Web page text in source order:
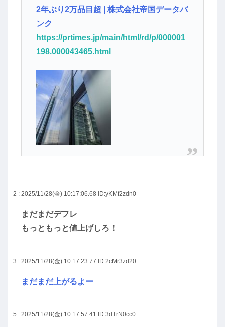
2年ぶり2万品目超 | 株式会社帝国データバ
ンク
https://prtimes.jp/main/html/rd/p/000001
198.000043465.html
2 : 2025/11/28(金) 10:17:06.68 ID:yKMf2zdn0
まだまだデフレ
もっともっと値上げしろ！
3 : 2025/11/28(金) 10:17:23.77 ID:2cMr3zd20
まだまだ上がるよー
5 : 2025/11/28(金) 10:17:57.41 ID:3dTrN0cc0